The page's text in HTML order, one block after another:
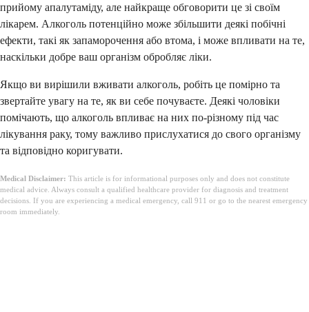
прийому апалутаміду, але найкраще обговорити це зі своїм
лікарем. Алкоголь потенційно може збільшити деякі побічні
ефекти, такі як запаморочення або втома, і може впливати на те,
наскільки добре ваш організм обробляє ліки.
Якщо ви вирішили вживати алкоголь, робіть це помірно та
звертайте увагу на те, як ви себе почуваєте. Деякі чоловіки
помічають, що алкоголь впливає на них по-різному під час
лікування раку, тому важливо прислухатися до свого організму
та відповідно коригувати.
Medical Disclaimer: This article is for informational purposes only and does not constitute
medical advice. Always consult a qualified healthcare provider for diagnosis and treatment
decisions. If you are experiencing a medical emergency, call 911 or go to the nearest emergency
room immediately.